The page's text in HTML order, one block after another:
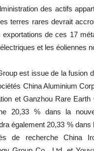
des actifs
terres rares devrait
de ces 17
et les éoliennes
est issue de la fusion
China Aluminium
et Ganzhou Rare Earth
20,33 % dans la
également 20,33 % dans
de recherche China